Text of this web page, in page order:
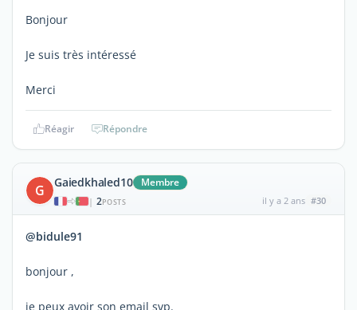
Bonjour
Je suis très intéressé
Merci
Réagir Répondre
G Gaiedkhaled10 Membre
| 2POSTS il y a 2 ans #30
@bidule91
bonjour ,
je peux avoir son email svp.